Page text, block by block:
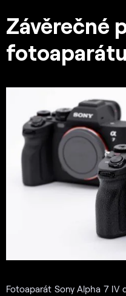
Závěrečné
Fotoaparát Sony Alpha 7 IV